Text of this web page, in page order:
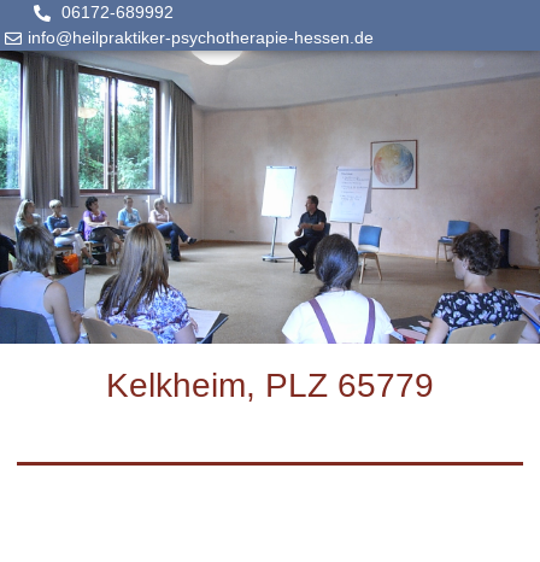
06172-689992
info@heilpraktiker-psychotherapie-hessen.de
Kelkheim, PLZ 65779